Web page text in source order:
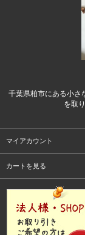
千葉県柏市にある小さ
を取
マイアカウント
カートを見る